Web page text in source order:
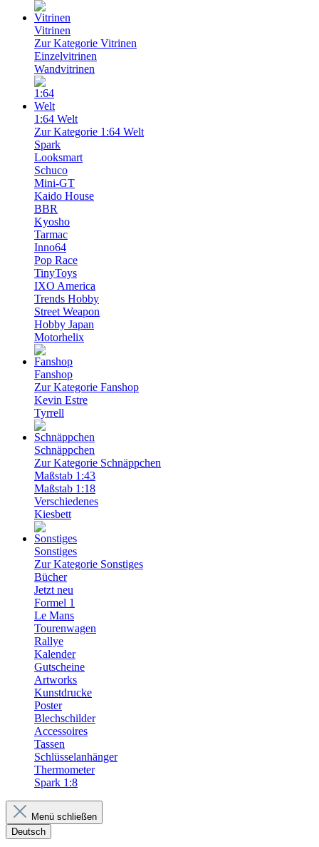
Vitrinen
Zur Kategorie Vitrinen
Einzelvitrinen
Wandvitrinen
1:64 Welt
Zur Kategorie 1:64 Welt
Spark
Looksmart
Schuco
Mini-GT
Kaido House
BBR
Kyosho
Tarmac
Inno64
Pop Race
TinyToys
IXO America
Trends Hobby
Street Weapon
Hobby Japan
Motorhelix
Fanshop
Zur Kategorie Fanshop
Kevin Estre
Tyrrell
Schnäppchen
Zur Kategorie Schnäppchen
Maßstab 1:43
Maßstab 1:18
Verschiedenes
Kiesbett
Sonstiges
Zur Kategorie Sonstiges
Bücher
Jetzt neu
Formel 1
Le Mans
Tourenwagen
Rallye
Kalender
Gutscheine
Artworks
Kunstdrucke
Poster
Blechschilder
Accessoires
Tassen
Schlüsselanhänger
Thermometer
Spark 1:8
Menü schließen
Deutsch